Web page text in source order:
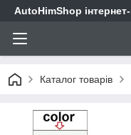
AutoHimShop
Каталог товарів